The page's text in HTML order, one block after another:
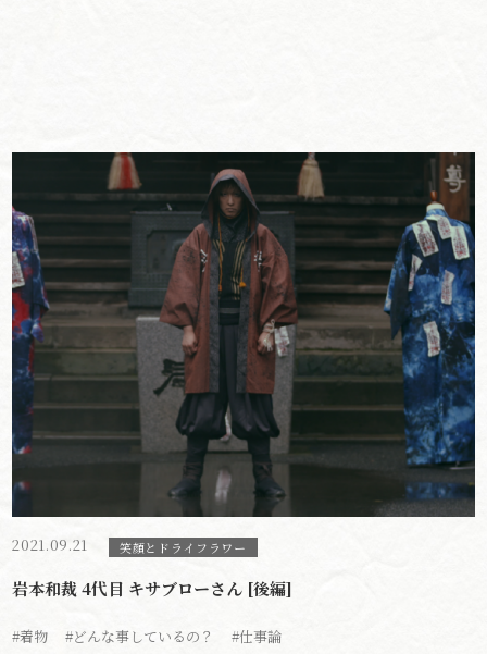
2021.09.21 笑顔とドライフラワー
岩本和裁 4代目 キサブローさん [後編]
#着物 #どんな事しているの？ #仕事論